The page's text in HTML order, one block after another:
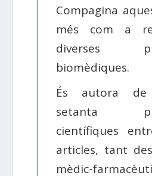
Compagina
més com a
diverses
biomèdiques.
És autora
setanta
científiques
articles, tant
mèdic-